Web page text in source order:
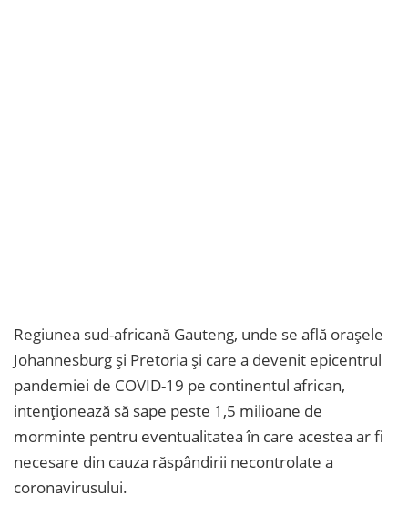
Regiunea sud-africană Gauteng, unde se află oraşele
Johannesburg şi Pretoria şi care a devenit epicentrul
pandemiei de COVID-19 pe continentul african,
intenţionează să sape peste 1,5 milioane de
morminte pentru eventualitatea în care acestea ar fi
necesare din cauza răspândirii necontrolate a
coronavirusului.